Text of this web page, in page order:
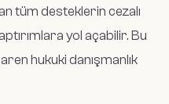
tüm desteklerin cezalı
yol açabilir. Bu
hukuki danışmanlık